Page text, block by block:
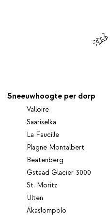
Sneeuwhoogte per dorp
Valloire
Saariselka
La Faucille
Plagne Montalbert
Beatenberg
Gstaad Glacier 3000
St. Moritz
Ulten
Äkäslompolo